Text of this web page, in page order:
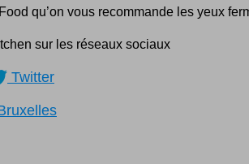
qu’on vous recommande les yeux
sur les réseaux sociaux
Twitter